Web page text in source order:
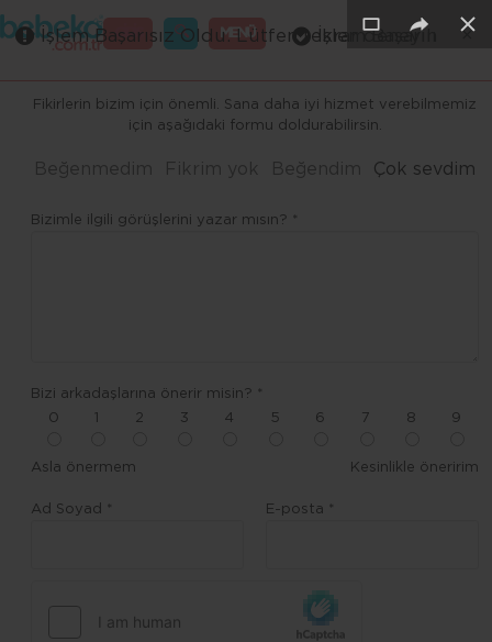
MENÜ
GİRİŞ
Fikirlerin bizim için önemli. Sana daha iyi hizmet verebilmemiz
için aşağıdaki formu doldurabilirsin.
Beğenmedim Fikrim yok Beğendim Çok sevdim
Bizimle ilgili görüşlerini yazar mısın? *
Bizi arkadaşlarına önerir misin? *
0
2 3 4 5 6 7 8 9
Asla önermem Kesinlikle öneririm
Ad Soyad * E-posta *
×
×
×
×
İşlem Başarılı ×
İşlem Başarısız Oldu. Lütfen tekrar deneyin ×